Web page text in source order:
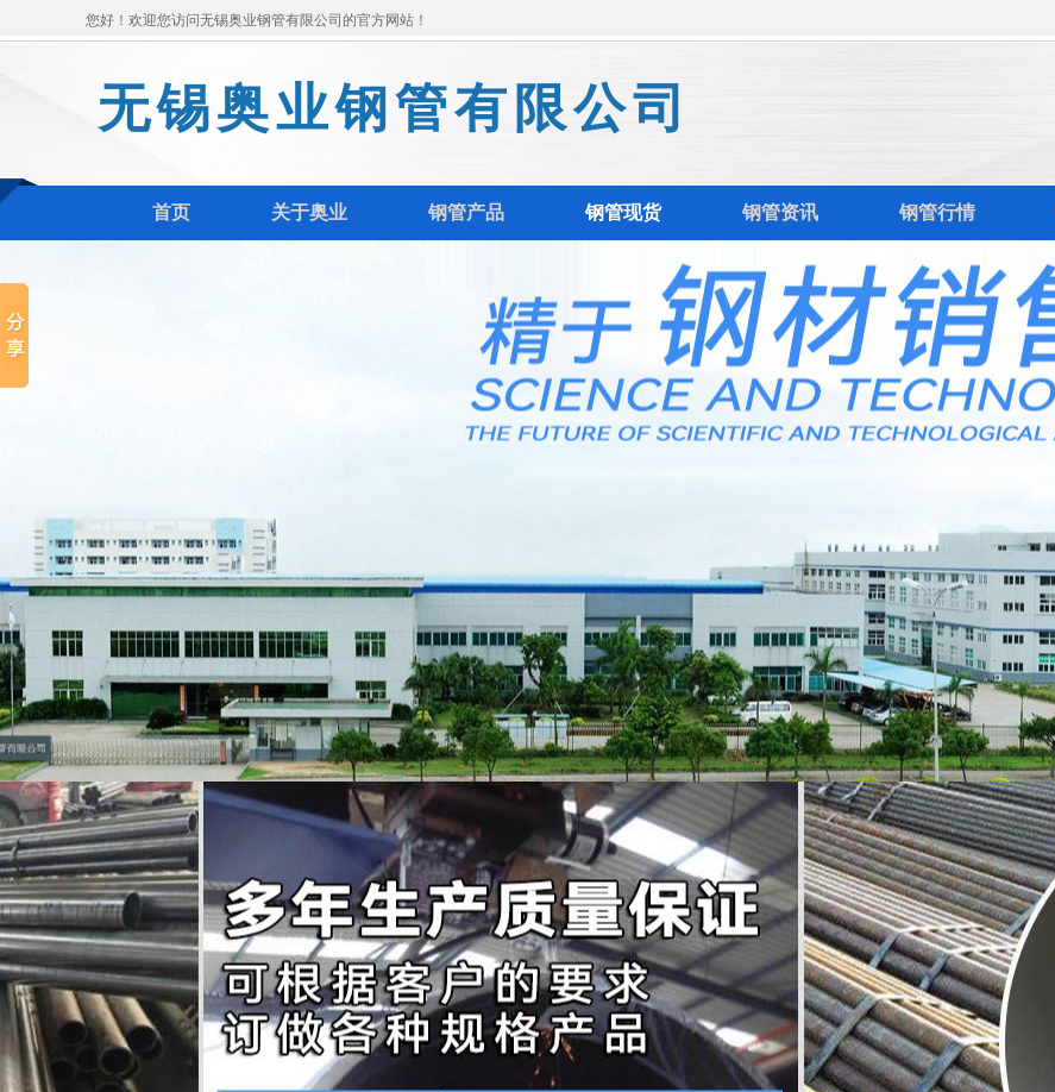
您好！欢迎您访问无锡奥业钢管有限公司的官方网站！
无锡奥业钢管有限公司
首页 关于奥业 钢管产品 钢管现货 钢管资讯 钢管行情
热门关键词：无锡无缝钢管_高压锅炉管_ 合金钢管_ 20#无缝钢管_45#无缝钢管 12cr1mov钢管 15crmo无缝钢管_无缝
钢管
快速导航
企业简介
客户反馈
当前位置：首页>新闻资讯
大庆技术过硬的Q345C无缝钢管哪里便宜
发布者：无锡奥业钢管有限公司 发布时间：2026/5/12 阅读：132